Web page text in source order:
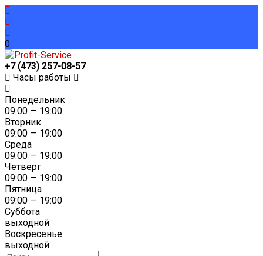
0
+7 (473) 257-08-57
Часы работы
Понедельник
09:00 — 19:00
Вторник
09:00 — 19:00
Среда
09:00 — 19:00
Четверг
09:00 — 19:00
Пятница
09:00 — 19:00
Суббота
выходной
Воскресенье
выходной